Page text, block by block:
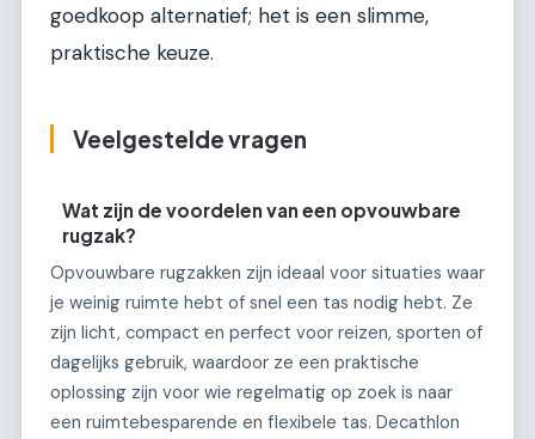
goedkoop alternatief; het is een slimme,
praktische keuze.
Veelgestelde vragen
Wat zijn de voordelen van een opvouwbare
rugzak?
Opvouwbare rugzakken zijn ideaal voor situaties waar
je weinig ruimte hebt of snel een tas nodig hebt. Ze
zijn licht, compact en perfect voor reizen, sporten of
dagelijks gebruik, waardoor ze een praktische
oplossing zijn voor wie regelmatig op zoek is naar
een ruimtebesparende en flexibele tas. Decathlon